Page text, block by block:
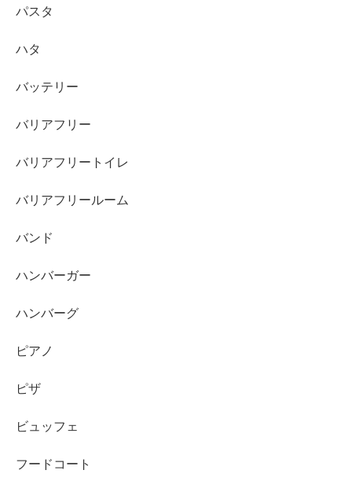
パスタ
ハタ
バッテリー
バリアフリー
バリアフリートイレ
バリアフリールーム
バンド
ハンバーガー
ハンバーグ
ピアノ
ピザ
ビュッフェ
フードコート